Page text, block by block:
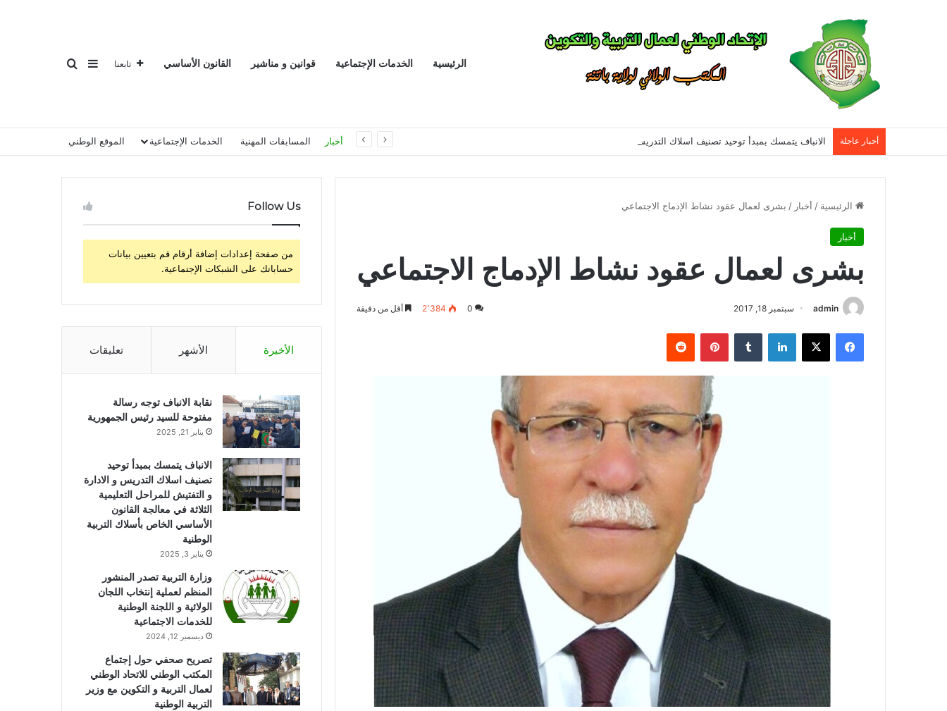
الرئيسية الخدمات الإجتماعية قوانين و مناشير القانون الأساسي تابعنا إضافة عمود جانبي
أخبار عاجلة أخبار المسابقات المهنية الخدمات الإجتماعية الموقع الوطني
الرئيسية / أخبار / بشرى لعمال عقود نشاط الإدماج الاجتماعي
أخبار
بشرى لعمال عقود نشاط الإدماج الاجتماعي
admin سبتمبر 18, 2017 0 2٬384 أقل من دقيقة
فيسبوك لينكدإن بينتيريست
Follow Us
من صفحة إعدادات إضافة أرقام قم بتعيين بيانات
حساباتك على الشبكات الإجتماعية.
الأخيرة الأشهر تعليقات
نقابة الانباف توجه رسالة
مفتوحة للسيد رئيس الجمهورية
يناير 21, 2025
الانباف يتمسك بمبدأ توحيد
تصنيف اسلاك التدريس و الادارة
و التفتيش للمراحل التعليمية
الثلاثة في معالجة القانون
الأساسي الخاص بأسلاك التربية
الوطنية
يناير 3, 2025
وزارة التربية تصدر المنشور
المنظم لعملية إنتخاب اللجان
الولائية و اللجنة الوطنية
للخدمات الاجتماعية
ديسمبر 12, 2024
تصريح صحفي حول إجتماع
المكتب الوطني للاتحاد الوطني
لعمال التربية و التكوين مع وزير
التربية الوطنية